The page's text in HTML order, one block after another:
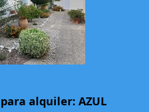
alquiler: AZUL